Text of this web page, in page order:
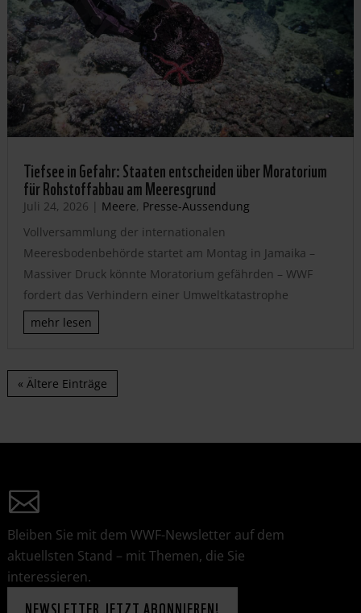
Tiefsee in Gefahr: Staaten entscheiden über Moratorium
für Rohstoffabbau am Meeresgrund
Juli 24, 2026 | Meere, Presse-Aussendung
Vollversammlung der internationalen
Meeresbodenbehörde startet am Montag in Jamaika –
Massiver Druck könnte Moratorium gefährden – WWF
fordert das Verhindern einer Umweltkatastrophe
mehr lesen
« Ältere Einträge
Bleiben Sie mit dem WWF-Newsletter auf dem
aktuellsten Stand – mit Themen, die Sie
interessieren.
NEWSLETTER JETZT ABONNIEREN!